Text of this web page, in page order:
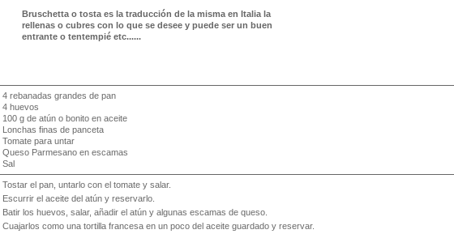
Bruschetta o tosta es la traducción de la misma en Italia la
rellenas o cubres con lo que se desee y puede ser un buen
entrante o tentempié etc......
4 rebanadas grandes de pan
4 huevos
100 g de atún o bonito en aceite
Lonchas finas de panceta
Tomate para untar
Queso Parmesano en escamas
Sal
Tostar el pan, untarlo con el tomate y salar.
Escurrir el aceite del atún y reservarlo.
Batir los huevos, salar, añadir el atún y algunas escamas de queso.
Cuajarlos como una tortilla francesa en un poco del aceite guardado y reservar.